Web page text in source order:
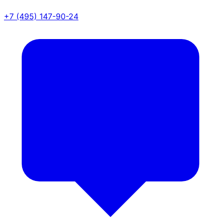
+7 (495) 147-90-24